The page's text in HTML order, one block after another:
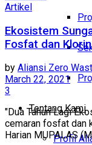
Tentang Kami
Profil
Artikel
Ekosistem
Fosfat dan Klorin
by Aliansi Zero
March 22, 2021
3
"Dua Tahun Lagi
cemaran fosfat dan
Harian MUPALAS